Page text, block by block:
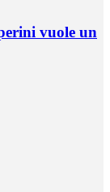
vuole un